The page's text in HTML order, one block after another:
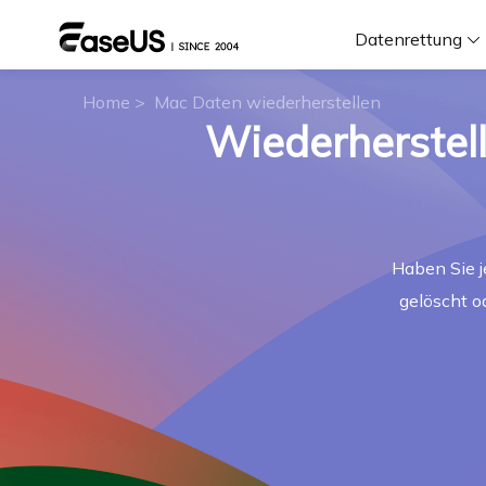
Datenrettung
Home > Mac Daten wiederherstellen
Haben Sie
gelöscht